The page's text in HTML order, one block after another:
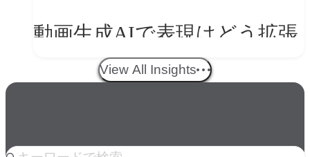
動画生成AIで表現はどう拡張
する？映像ディレクター橋本
View All Insights
人気のkeyword